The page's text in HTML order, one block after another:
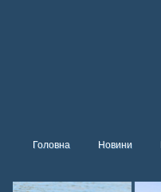
Головна Новини